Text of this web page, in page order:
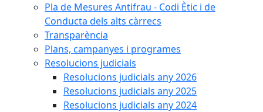
Pla de Mesures Antifrau - Codi Ètic i de
Conducta dels alts càrrecs
Transparència
Plans, campanyes i programes
Resolucions judicials
Resolucions judicials any 2026
Resolucions judicials any 2025
Resolucions judicials any 2024